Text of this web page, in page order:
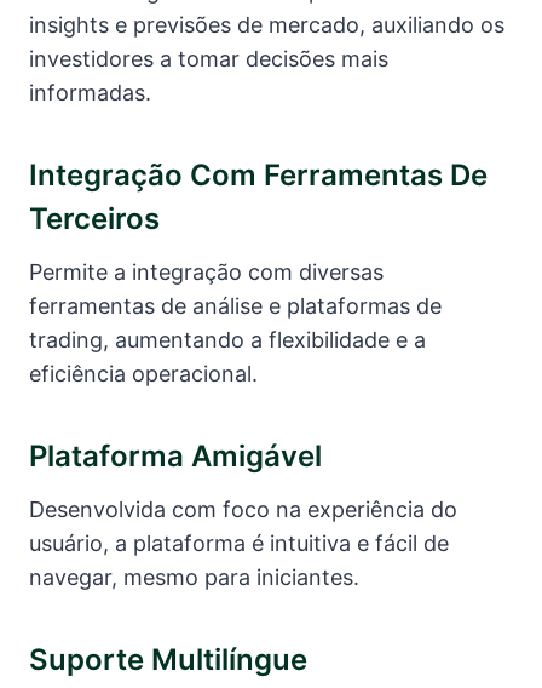
insights e previsões de mercado, auxiliando os
investidores a tomar decisões mais
informadas.
Integração Com Ferramentas De
Terceiros
Permite a integração com diversas
ferramentas de análise e plataformas de
trading, aumentando a flexibilidade e a
eficiência operacional.
Plataforma Amigável
Desenvolvida com foco na experiência do
usuário, a plataforma é intuitiva e fácil de
navegar, mesmo para iniciantes.
Suporte Multilíngue